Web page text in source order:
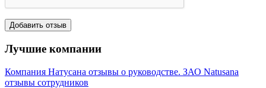
Лучшие компании
Компания Натусана отзывы о руководстве. ЗАО Natusana
отзывы сотрудников